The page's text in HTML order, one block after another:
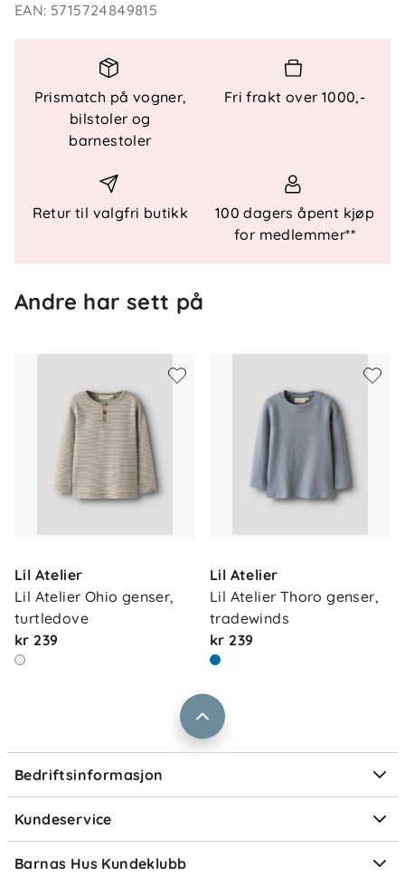
polyester gjør plagget både mykt, slitesterkt og mer
barnehage, på skole og hjemme.
Nøkkelfunksjoner
Børstet sweat med lun innside
Praktisk brystlomme
Ribbemansjetter og kanter
Øko- og resirkulert materiale
resirkulert polyester
Hals: Bestefarhals
Ermer: Lange ermer
Mansjetter: Ribbemansjetter
Lommer: Brystlomme
Lukking: Knappelukking
Detaljer: Merke, ribbekanter
Vedlikehold: 40°C kort syklus, ikke bleke, ikke
tørketrommel, medium stryking, ikke rens,
EAN: 5715724849815
Prismatch på vogner,
bilstoler og
barnestoler
Fri frakt over 1000,-
Retur til valgfri butikk
100 dagers åpent kjøp
for medlemmer**
Andre har sett på
Lil Atelier
Lil Atelier Ohio genser,
turtledove
kr 239
Lil Atelier
Lil Atelier Thoro genser,
tradewinds
kr 239
Bedriftsinformasjon
Våre butikker
Vårt samfunnsansvar
Jobbe i Barnas Hus
Størrelsesguider
Kundeservice
Frakt og levering
Retur og reklamasjon
Ofte stilte spørsmål
Om Klarna
Barnas Hus Kundeklubb
Medlemsvilkår